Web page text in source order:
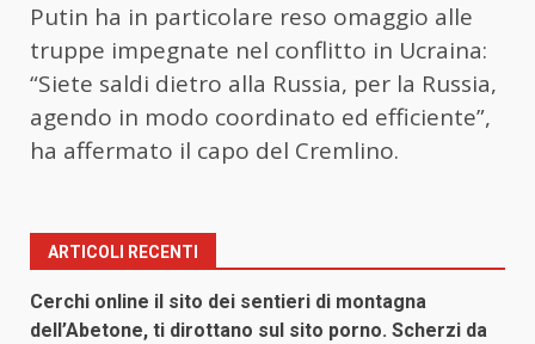
Putin ha in particolare reso omaggio alle
truppe impegnate nel conflitto in Ucraina:
“Siete saldi dietro alla Russia, per la Russia,
agendo in modo coordinato ed efficiente”,
ha affermato il capo del Cremlino.
ARTICOLI RECENTI
Cerchi online il sito dei sentieri di montagna
dell’Abetone, ti dirottano sul sito porno. Scherzi da